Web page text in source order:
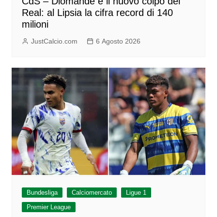
Real: al Lipsia la cifra record di 140
milioni
JustCalcio.com 6 Agosto 2026
Bundesliga Calciomercato
Ligue 1
Premier League